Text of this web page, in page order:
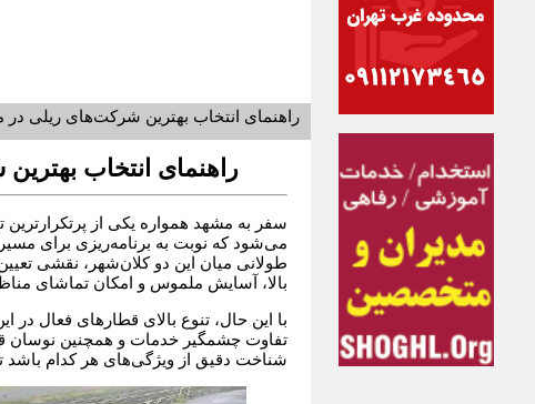
راهنمای انتخاب بهترین شرکت‌های ریلی
راهنمای انتخاب
سفر به مشهد همواره یکی از
می‌شود که نوبت به برنامه‌ریزی برای
طولانی میان این دو کلان‌شهر، نقشی
بالا، آسایش ملموس و امکان تماشای
با این حال، تنوع بالای قطارهای فعال در
تفاوت چشمگیر خدمات و همچنین نوسان
شناخت دقیق از ویژگی‌های هر کدام باشد